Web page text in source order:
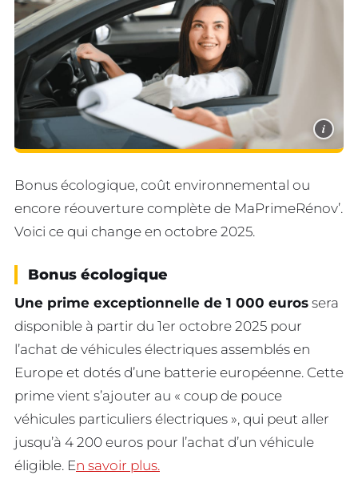
i
Bonus écologique, coût environnemental ou
encore réouverture complète de MaPrimeRénov’.
Voici ce qui change en octobre 2025.
Bonus écologique
Une prime exceptionnelle de 1 000 euros sera
disponible à partir du 1er octobre 2025 pour
l’achat de véhicules électriques assemblés en
Europe et dotés d’une batterie européenne. Cette
prime vient s’ajouter au « coup de pouce
véhicules particuliers électriques », qui peut aller
jusqu’à 4 200 euros pour l’achat d’un véhicule
éligible. En savoir plus.